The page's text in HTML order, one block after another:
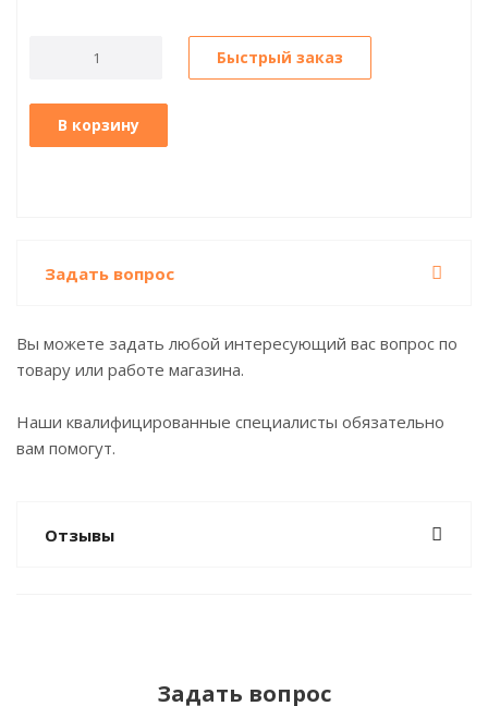
В корзину
Быстрый заказ
Задать вопрос
Вы можете задать любой интересующий вас вопрос по
товару или работе магазина.
Наши квалифицированные специалисты обязательно
вам помогут.
Отзывы
Задать вопрос